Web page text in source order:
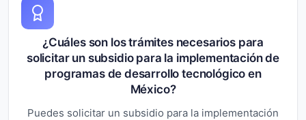
¿Cuáles son los trámites necesarios para
solicitar un subsidio para la implementación de
programas de desarrollo tecnológico en
México?
Puedes solicitar un subsidio para la implementación